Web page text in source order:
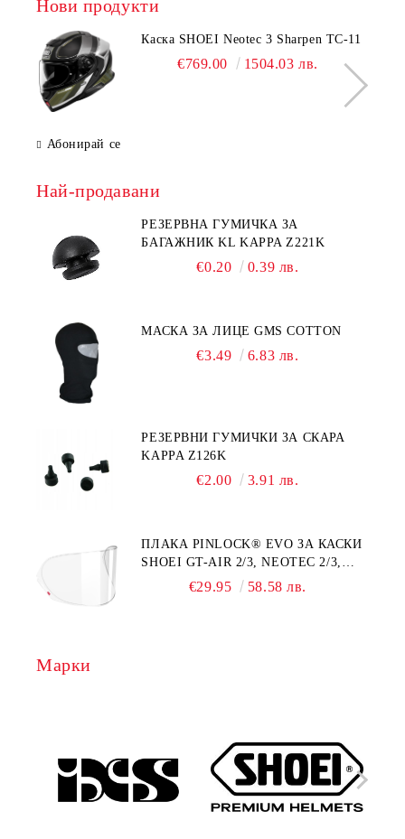
Нови продукти
Каска SHOEI Neotec 3 Sharpen TC-11
€769.00 1504.03 лв.
Абонирай се
Най-продавани
РЕЗЕРВНА ГУМИЧКА ЗА
БАГАЖНИК KL KAPPA Z221K
€0.20 0.39 лв.
МАСКА ЗА ЛИЦЕ GMS COTTON
€3.49 6.83 лв.
РЕЗЕРВНИ ГУМИЧКИ ЗА СКАРА
KAPPA Z126K
€2.00 3.91 лв.
ПЛАКА PINLOCK® EVO ЗА КАСКИ
SHOEI GT-AIR 2/3, NEOTEC 2/3,
QWEST, RYD, XR-1100, NXR, X-
€29.95 58.58 лв.
Марки